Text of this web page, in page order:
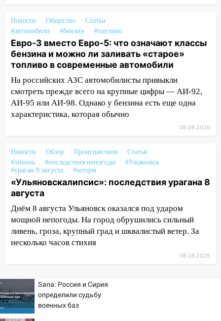
16:26
В Ульяновске бесплатно покажут
матч «Волги» под открытым небом
16:12 В Ульяновском госуниверситете
разработают отечественный прибор для
цифровой ПЦР
15:47 Ульяновцы могут вернуть деньги
за абонементы закрывшегося фитнес-
клуба «Рекорд-Fitness»
области привели в порядок детские
площадки
15:27 Прокуратура проверяет
капремонт школы в селе Кивать
15:08 В Кузоватово после прокурорской
проверки обновили разметку на
пешеходных переходах
На проспекте Гая в Ульяновске
14:22
В Новом городе 8 августа пройдет
большой фестиваль «Наше время» с
мотофристайлом и концертом
Новости Общество
Статьи
#автомобили
#бензин #топливо
Евро-3 вместо Евро-5: что означают классы
бензина и можно ли заливать «старое»
топливо в современные автомобили
На российских АЗС автомобилисты привыкли
смотреть прежде всего на крупные цифры — АИ-92,
АИ-95 или АИ-98. Однако у бензина есть еще одна
характеристика, которая обычно
09.08.2026
Новости Обзор Происшествия
Статьи
#ливень
#последствия непогоды
#Ульяновск
#ураган 8 августа
#шторм
«Ульяновскалипсис»: последствия урагана 8
августа
Днём 8 августа Ульяновск оказался под ударом
мощной непогоды. На город обрушились сильный
ливень, гроза, крупный град и шквалистый ветер. За
несколько часов стихия
08.08.2026
Sana: Россия и Сирия
определили судьбу
военных баз